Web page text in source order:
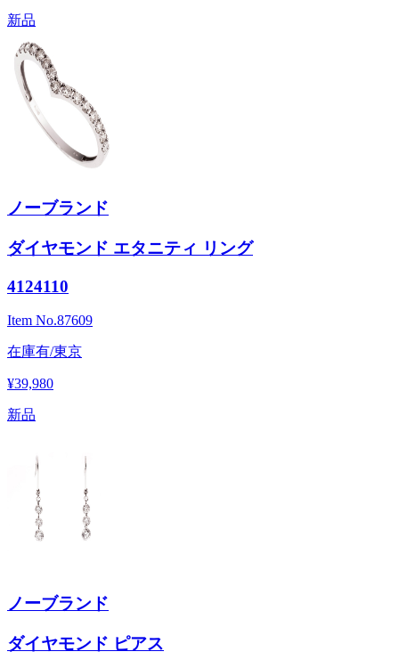
新品
ノーブランド
ダイヤモンド エタニティ リング
4124110
Item No.87609
在庫有/東京
¥39,980
新品
ノーブランド
ダイヤモンド ピアス